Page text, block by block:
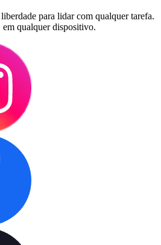
para lidar com qualquer tarefa.
qualquer dispositivo.